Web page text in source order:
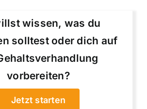
wissen, was du
solltest oder dich auf
vorbereiten?
Jetzt starten